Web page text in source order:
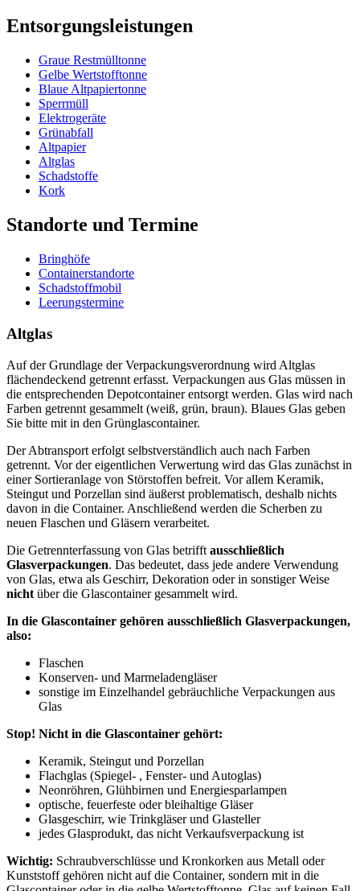
Entsorgungsleistungen
Graue Restmülltonne
Gelbe Wertstofftonne
Blaue Altpapiertonne
Sperrmüll
Elektrogeräte
Grünabfall
Altpapier
Altglas
Schadstoffe
Kork
Standorte und Termine
Bringhöfe
Containerstandorte
Schadstoffmobil
Leerungstermine
Altglas
Auf der Grundlage der Verpackungsverordnung wird Altglas
flächendeckend getrennt erfasst. Verpackungen aus Glas müssen in
die entsprechenden Depotcontainer entsorgt werden. Glas wird nach
Farben getrennt gesammelt (weiß, grün, braun). Blaues Glas geben
Sie bitte mit in den Grünglascontainer.
Der Abtransport erfolgt selbstverständlich auch nach Farben
getrennt. Vor der eigentlichen Verwertung wird das Glas zunächst in
einer Sortieranlage von Störstoffen befreit. Vor allem Keramik,
Steingut und Porzellan sind äußerst problematisch, deshalb nichts
davon in die Container. Anschließend werden die Scherben zu
neuen Flaschen und Gläsern verarbeitet.
Die Getrennterfassung von Glas betrifft ausschließlich
Glasverpackungen. Das bedeutet, dass jede andere Verwendung
von Glas, etwa als Geschirr, Dekoration oder in sonstiger Weise
nicht über die Glascontainer gesammelt wird.
In die Glascontainer gehören ausschließlich Glasverpackungen,
also:
Flaschen
Konserven- und Marmeladengläser
sonstige im Einzelhandel gebräuchliche Verpackungen aus
Glas
Stop! Nicht in die Glascontainer gehört:
Keramik, Steingut und Porzellan
Flachglas (Spiegel- , Fenster- und Autoglas)
Neonröhren, Glühbirnen und Energiesparlampen
optische, feuerfeste oder bleihaltige Gläser
Glasgeschirr, wie Trinkgläser und Glasteller
jedes Glasprodukt, das nicht Verkaufsverpackung ist
Wichtig: Schraubverschlüsse und Kronkorken aus Metall oder
Kunststoff gehören nicht auf die Container, sondern mit in die